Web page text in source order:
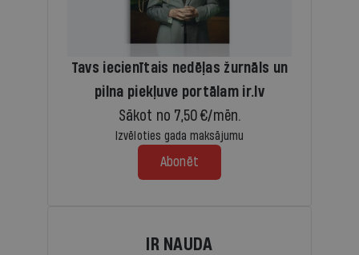
Tavs iecienītais nedēļas žurnāls un
pilna piekļuve portālam ir.lv
Sākot no 7,50 €/mēn.
Izvēloties gada maksājumu
Abonēt
IR NAUDA